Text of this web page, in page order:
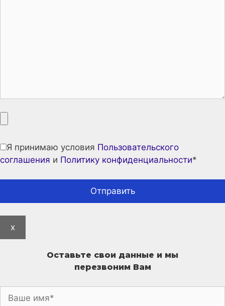
Я принимаю условия Пользовательского
соглашения и Политику конфиденциальности*
x
Оставьте свои данные и мы
перезвоним Вам